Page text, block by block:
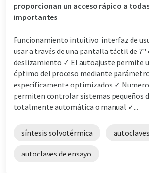
proporcionan un acceso rápido a
importantes
Funcionamiento intuitivo: interfaz de
usar a través de una pantalla táctil de 7"
deslizamiento ✓ El autoajuste permite
óptimo del proceso mediante
específicamente optimizados ✓
permiten controlar sistemas pequeños
totalmente automática o manual ✓...
síntesis solvotérmica autoclaves
autoclaves de ensayo